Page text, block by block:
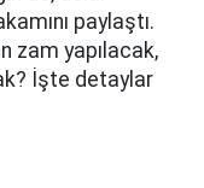
paylaştı.
zam yapılacak,
İşte detaylar